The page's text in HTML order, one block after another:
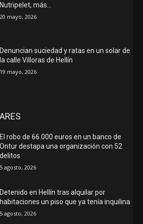
Nutripelet, más…
20 mayo, 2026
Denuncian suciedad y ratas en un solar de
la calle Villoras de Hellín
19 mayo, 2026
El robo de 66.000 euros en un banco de
Ontur destapa una organización con 52
delitos
5 agosto, 2026
Detenido en Hellín tras alquilar por
habitaciones un piso que ya tenía inquilina
5 agosto, 2026